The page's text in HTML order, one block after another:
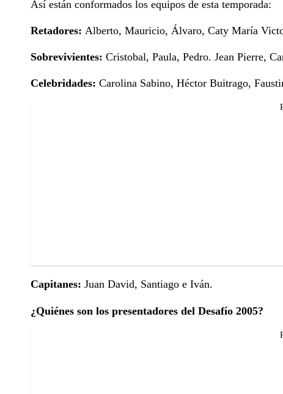
Así están conformados los equipos de esta temporada:
Retadores: Alberto, Mauricio, Álvaro, Caty María
Sobrevivientes: Cristobal, Paula, Pedro. Jean Pierre,
Celebridades: Carolina Sabino, Héctor Buitrago,
Capitanes: Juan David, Santiago e Iván.
¿Quiénes son los presentadores del Desafío 2005?